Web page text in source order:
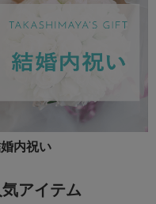
内祝い
アイテム